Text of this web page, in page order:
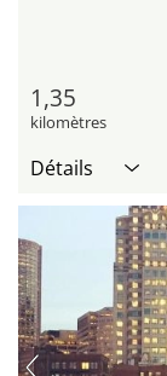
1,35
kilomètres
Détails